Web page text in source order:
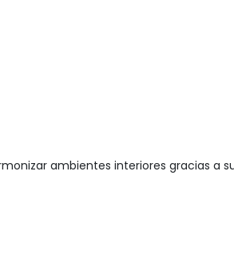
ambientes interiores gracias a